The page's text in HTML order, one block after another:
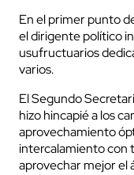
En el primer punto
el dirigente político
usufructuarios
varios.
El Segundo
hizo hincapié a los
aprovechamiento
intercalamiento con
aprovechar mejor el